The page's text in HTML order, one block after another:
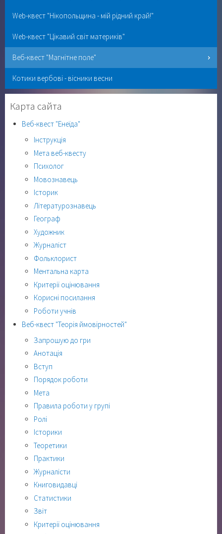
Web-квест "Нікопольщина - мій рідний край!"
Web-квест "Цікавий світ материків"
Веб-квест "Магнітне поле"
Котики вербові - вісники весни
Карта сайта
Веб-квест "Енеїда"
Інструкція
Мета веб-квесту
Психолог
Мовознавець
Історик
Літературознавець
Географ
Художник
Журналіст
Фольклорист
Ментальна карта
Критерії оцінювання
Корисні посилання
Роботи учнів
Веб-квест "Теорія ймовірностей"
Запрошую до гри
Анотація
Вступ
Порядок роботи
Мета
Правила роботи у групі
Ролі
Історики
Теоретики
Практики
Журналісти
Книговидавці
Статистики
Звіт
Критерії оцінювання